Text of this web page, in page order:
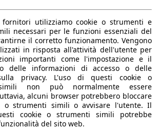
-
5
5
-
freni) -
(con freni)
3500 kg
667 - 1941 l
229 g/km (komb.)
utilizziamo cookie o strumenti e
necessari per le funzioni essenziali del
il corretto funzionamento. Vengono
in risposta all'attività dell'utente per
importanti come l'impostazione e il
delle informazioni di accesso o delle
privacy. L'uso di questi cookie o
non può normalmente essere
alcuni browser potrebbero bloccare
o strumenti simili o avvisare l'utente. Il
cookie o strumenti simili potrebbe
del sito web.